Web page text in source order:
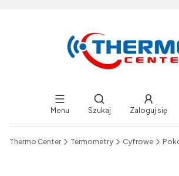
Menu
Otwórz wyszukiwarkę
Szukaj Zaloguj się
Thermo Center Termometry Cyfrowe